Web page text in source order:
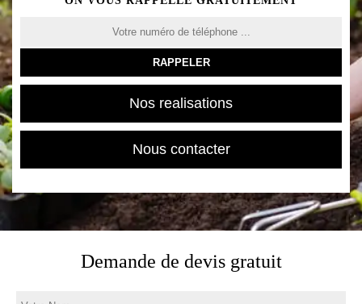
Nos realisations
Nous contacter
Demande de devis gratuit